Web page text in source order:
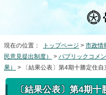
現在の位置： トップページ > 市政情
民意見提出制度）
> パブリックコメ
果）
> 〔結果公表〕第4期十勝定住自
〔結果公表〕第4期